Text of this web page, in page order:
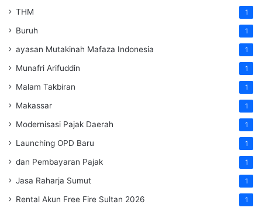
THM 1
Buruh 1
ayasan Mutakinah Mafaza Indonesia 1
Munafri Arifuddin 1
Malam Takbiran 1
Makassar 1
Modernisasi Pajak Daerah 1
Launching OPD Baru 1
dan Pembayaran Pajak 1
Jasa Raharja Sumut 1
Rental Akun Free Fire Sultan 2026 1